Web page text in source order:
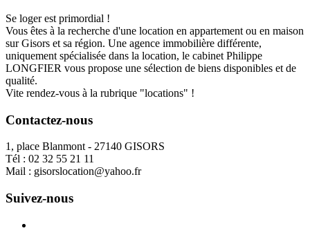
Se loger est primordial !
Vous êtes à la recherche d'une location en appartement ou en maison
sur Gisors et sa région. Une agence immobilière différente,
uniquement spécialisée dans la location, le cabinet Philippe
LONGFIER vous propose une sélection de biens disponibles et de
qualité.
Vite rendez-vous à la rubrique "locations" !
Contactez-nous
1, place Blanmont - 27140 GISORS
Tél : 02 32 55 21 11
Mail : gisorslocation@yahoo.fr
Suivez-nous